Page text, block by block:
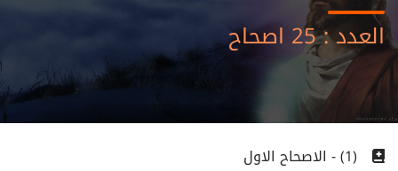
العدد : 25 اصحاح
(1) - الاصحاح الاول